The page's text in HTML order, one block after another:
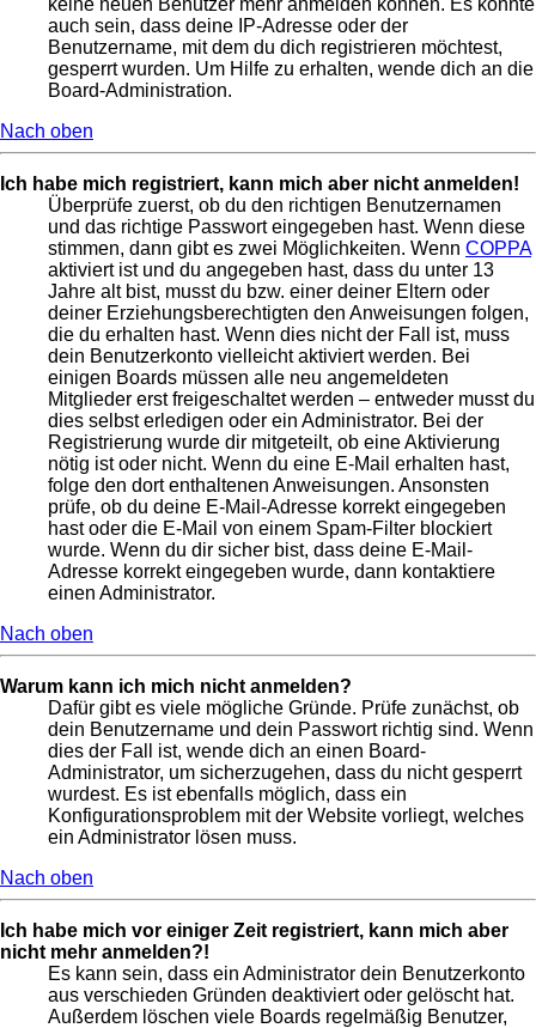
auch sein, dass deine IP-Adresse oder der
Benutzername, mit dem du dich registrieren möchtest,
gesperrt wurden. Um Hilfe zu erhalten, wende dich an die
Board-Administration.
Nach oben
Ich habe mich registriert, kann mich aber nicht anmelden!
Überprüfe zuerst, ob du den richtigen Benutzernamen
und das richtige Passwort eingegeben hast. Wenn diese
stimmen, dann gibt es zwei Möglichkeiten. Wenn COPPA
aktiviert ist und du angegeben hast, dass du unter 13
Jahre alt bist, musst du bzw. einer deiner Eltern oder
deiner Erziehungsberechtigten den Anweisungen folgen,
die du erhalten hast. Wenn dies nicht der Fall ist, muss
dein Benutzerkonto vielleicht aktiviert werden. Bei
einigen Boards müssen alle neu angemeldeten
Mitglieder erst freigeschaltet werden – entweder musst du
dies selbst erledigen oder ein Administrator. Bei der
Registrierung wurde dir mitgeteilt, ob eine Aktivierung
nötig ist oder nicht. Wenn du eine E-Mail erhalten hast,
folge den dort enthaltenen Anweisungen. Ansonsten
prüfe, ob du deine E-Mail-Adresse korrekt eingegeben
hast oder die E-Mail von einem Spam-Filter blockiert
wurde. Wenn du dir sicher bist, dass deine E-Mail-
Adresse korrekt eingegeben wurde, dann kontaktiere
einen Administrator.
Nach oben
Warum kann ich mich nicht anmelden?
Dafür gibt es viele mögliche Gründe. Prüfe zunächst, ob
dein Benutzername und dein Passwort richtig sind. Wenn
dies der Fall ist, wende dich an einen Board-
Administrator, um sicherzugehen, dass du nicht gesperrt
wurdest. Es ist ebenfalls möglich, dass ein
Konfigurationsproblem mit der Website vorliegt, welches
ein Administrator lösen muss.
Nach oben
Ich habe mich vor einiger Zeit registriert, kann mich aber
nicht mehr anmelden?!
Es kann sein, dass ein Administrator dein Benutzerkonto
aus verschieden Gründen deaktiviert oder gelöscht hat.
Außerdem löschen viele Boards regelmäßig Benutzer,